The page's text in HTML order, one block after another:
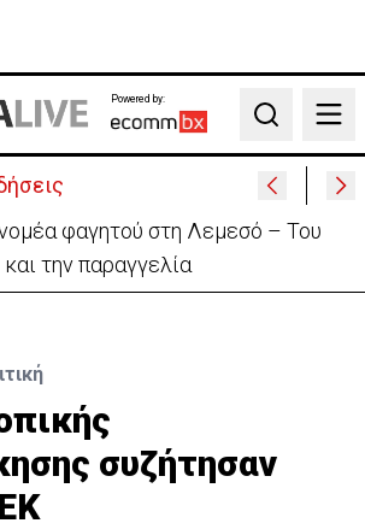
Powered by:
Search
Στα άκρα η διπλωματική κόντρα για
συζήτησαν